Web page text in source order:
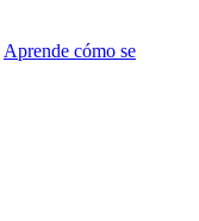
Aprende cómo se